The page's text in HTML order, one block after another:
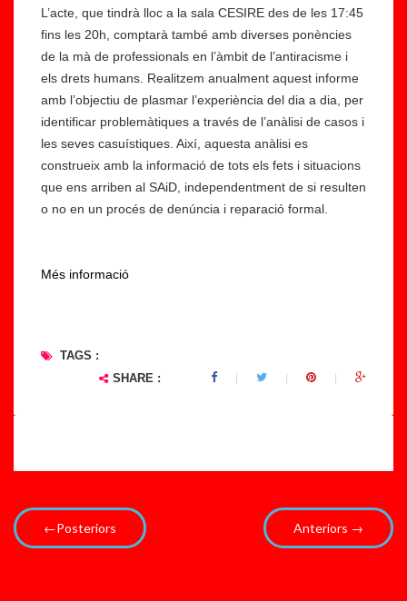
L’acte, que tindrà lloc a la sala CESIRE des de les 17:45
fins les 20h, comptarà també amb diverses ponències
de la mà de professionals en l’àmbit de l’antiracisme i
els drets humans. Realitzem anualment aquest informe
amb l’objectiu de plasmar l’experiència del dia a dia, per
identificar problemàtiques a través de l’anàlisi de casos i
les seves casuístiques. Així, aquesta anàlisi es
construeix amb la informació de tots els fets i situacions
que ens arriben al SAiD, independentment de si resulten
o no en un procés de denúncia i reparació formal.
Més informació
TAGS :
SHARE :
←Posteriors Anteriors →